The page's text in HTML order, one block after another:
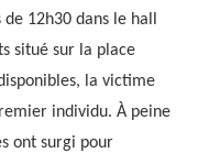
12h30 dans le hall
situé sur la place
la victime
individu. À peine
ont surgi pour